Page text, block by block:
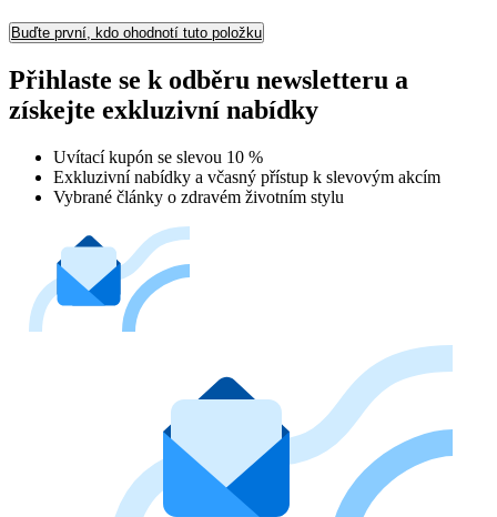
Buďte první, kdo ohodnotí tuto položku
Přihlaste se k odběru newsletteru a
získejte exkluzivní nabídky
Uvítací kupón se slevou 10 %
Exkluzivní nabídky a včasný přístup k slevovým akcím
Vybrané články o zdravém životním stylu